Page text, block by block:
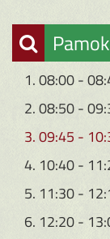
1. 08:00 -
2. 08:50 -
3. 09:45 -
4. 10:40 -
5. 11:30 -
6. 12:20 -